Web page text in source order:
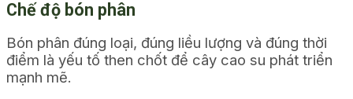
Chế độ bón phân
Bón phân đúng loại, đúng liều lượng và đúng thời
điểm là yếu tố then chốt để cây cao su phát triển
mạnh mẽ.